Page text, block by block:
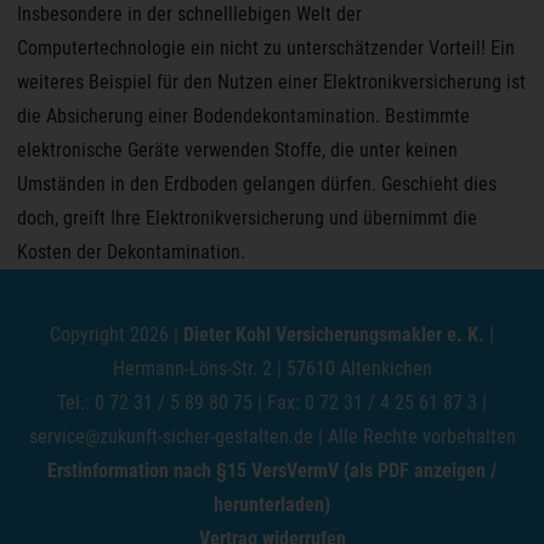
Insbesondere in der schnelllebigen Welt der
Computertechnologie ein nicht zu unterschätzender Vorteil! Ein
weiteres Beispiel für den Nutzen einer Elektronikversicherung ist
die Absicherung einer Bodendekontamination. Bestimmte
elektronische Geräte verwenden Stoffe, die unter keinen
Umständen in den Erdboden gelangen dürfen. Geschieht dies
doch, greift Ihre Elektronikversicherung und übernimmt die
Kosten der Dekontamination.
Copyright 2026 | Dieter Kohl Versicherungsmakler e. K.
Hermann-Löns-Str. 2 | 57610 Altenkichen
Tel.: 0 72 31 / 5 89 80 75 | Fax: 0 72 31 / 4 25 61 87 3 |
service@zukunft-sicher-gestalten.de | Alle Rechte vorbehalten
Erstinformation nach §15 VersVermV (als PDF anzeigen /
herunterladen)
Vertrag widerrufen